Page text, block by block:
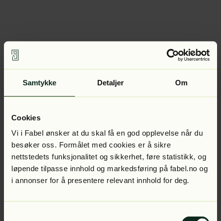
Samtykke Detaljer Om
Cookies
Vi i Fabel ønsker at du skal få en god opplevelse når du
besøker oss. Formålet med cookies er å sikre
nettstedets funksjonalitet og sikkerhet, føre statistikk, og
løpende tilpasse innhold og markedsføring på fabel.no og
i annonser for å presentere relevant innhold for deg.